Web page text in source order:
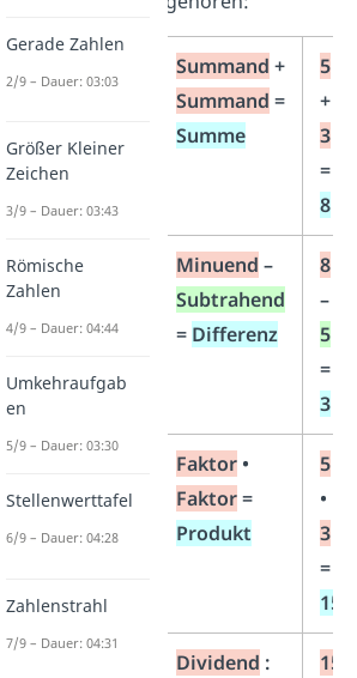
Summand +
Summand =
Summe
5
+
3
=
8
Subtraktion
(minus
rechnen)
Minuend –
Subtrahend
= Differenz
8
–
5
=
3
(mal rechnen)
Faktor•
Faktor=
Produkt
5
•
3
=
15
Dividend :
15
Gerade Zahlen
2/9 – Dauer: 03:03
Größer Kleiner
Zeichen
3/9 – Dauer: 03:43
Römische
Zahlen
4/9 – Dauer: 04:44
Umkehraufgab
en
5/9 – Dauer: 03:30
Stellenwerttafel
6/9 – Dauer: 04:28
Zahlenstrahl
7/9 – Dauer: 04:31